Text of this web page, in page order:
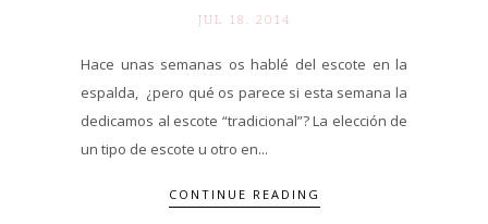
JUL 18. 2014
Hace unas semanas os hablé del escote en la
espalda, ¿pero qué os parece si esta semana la
dedicamos al escote “tradicional”? La elección de
un tipo de escote u otro en...
CONTINUE READING